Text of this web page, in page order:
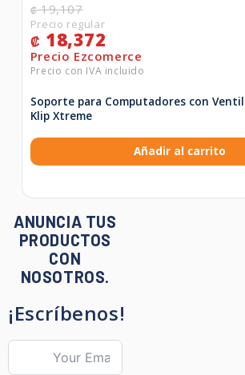
₡19,107
₡ 18,372
Soporte para Computadores con
Klip Xtreme
Añadir al carrito
ANUNCIA TUS
PRODUCTOS
CON
NOSOTROS.
¡Escríbenos!